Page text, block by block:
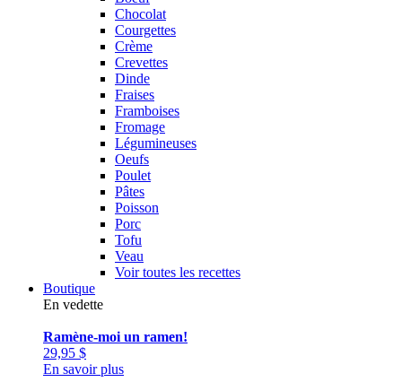
Chocolat
Courgettes
Crème
Crevettes
Dinde
Fraises
Framboises
Fromage
Légumineuses
Oeufs
Poulet
Pâtes
Poisson
Porc
Tofu
Veau
Voir toutes les recettes
Boutique
En vedette
Ramène-moi un ramen!
29,95 $
En savoir plus